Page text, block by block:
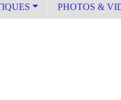
PHOTOS &